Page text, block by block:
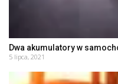
Dwa akumulatory w
5 lipca, 2021